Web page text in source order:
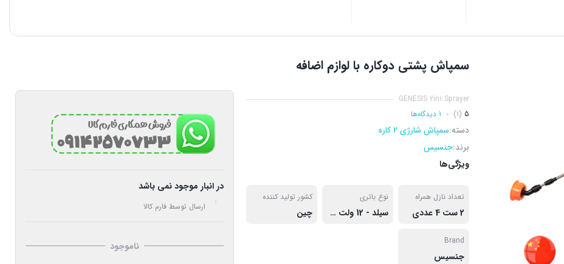
بستن
سمپاش پشتی دوکاره با لوازم اضافه
GENESIS 2in1 Sprayer
5
(1) 1 دیدگاه‌ها
دسته:سمپاش شارژی 2 کاره
برند:جنسیس
ویژگی‌ها
تعداد نازل همراه
2 ست 4 عددی
نوع باتری
سیلد - 12 ولت 8 آمپر
کشور تولید کننده
چین
Brand
جنسیس
در انبار موجود نمی باشد
ارسال توسط فارم کالا
ناموجود